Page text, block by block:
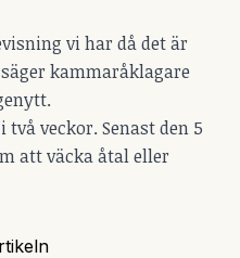
vi har då det är
kammaråklagare
veckor. Senast den 5
att väcka åtal eller